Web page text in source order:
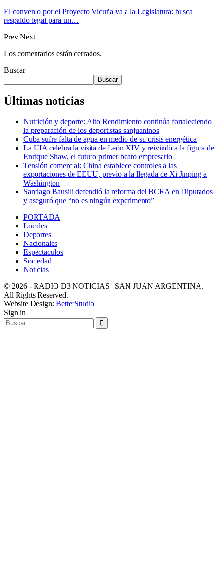
El convenio por el Proyecto Vicuña va a la Legislatura: busca
respaldo legal para un…
Prev Next
Los comentarios están cerrados.
Buscar
Buscar
Últimas noticias
Nutrición y deporte: Alto Rendimiento continúa fortaleciendo
la preparación de los deportistas sanjuaninos
Cuba sufre falta de agua en medio de su crisis energética
La UIA celebra la visita de León XIV y reivindica la figura de
Enrique Shaw, el futuro primer beato empresario
Tensión comercial: China establece controles a las
exportaciones de EEUU, previo a la llegada de Xi Jinping a
Washington
Santiago Bausili defendió la reforma del BCRA en Diputados
y aseguró que “no es ningún experimento”
PORTADA
Locales
Deportes
Nacionales
Espectaculos
Sociedad
Noticias
© 2026 - RADIO D3 NOTICIAS | SAN JUAN ARGENTINA.
All Rights Reserved.
Website Design: BetterStudio
Sign in